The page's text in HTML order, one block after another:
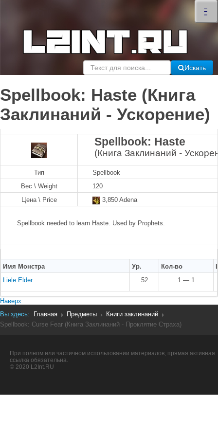
–
–
–
×
Искать
Spellbook: Haste (Книга
Заклинаний - Ускорение)
Spellbook: Haste
(Книга Заклинаний -
Тип
Spellbook
Вес \ Weight
120
Цена \ Price
3,850 Adena
Spellbook needed to learn Haste. Used by Prophets.
Имя Монстра Ур. Кол-во
Liele Elder
52 1 — 1
Наверх
Вы здесь:
Главная Предметы
Книги заклинаний
Spellbook: Curse Fear (Книга Заклинаний - Проклятие Страха)
При полном или частичном использовании материалов, прямая активная
ссылка обязательна.
© 2020 L2Int.RU